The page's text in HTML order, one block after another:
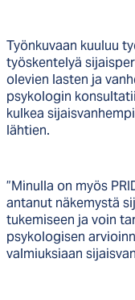
Työnkuvaan kuuluu
työskentelyä
olevien lasten ja
psykologin
kulkea
lähtien.
”Minulla on myös
antanut näkemystä
tukemiseen ja voin
psykologisen
valmiuksiaan